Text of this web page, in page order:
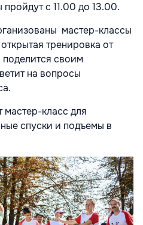
с 11.00 до 13.00.
мастер-классы
тренировка от
своим
на вопросы
класс для
спуски и подъемы в